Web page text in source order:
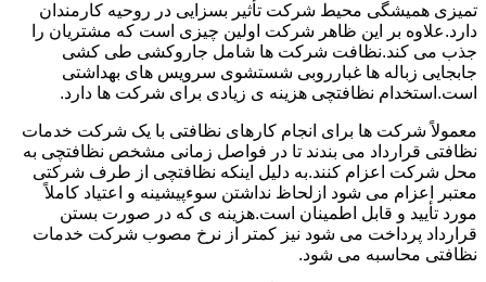
تمیزی همیشگی محیط شرکت تأثیر بسزایی در روحیه کارمندان
دارد.علاوه بر این ظاهر شرکت اولین چیزی است که مشتریان را
جذب می کند.نظافت شرکت ها شامل جاروکشی طی کشی
جابجایی زباله ها غبارروبی شستشوی سرویس های بهداشتی
است.استخدام نظافتچی هزینه ی زیادی برای شرکت ها دارد.
معمولاً شرکت ها برای انجام کارهای نظافتی با یک شرکت خدمات
نظافتی قرارداد می بندند تا در فواصل زمانی مشخص نظافتچی به
محل شرکت اعزام کنند.به دلیل اینکه نظافتچی از طرف شرکتی
معتبر اعزام می شود ازلحاظ نداشتن سوءپیشینه و اعتیاد کاملاً
مورد تأیید و قابل اطمینان است.هزینه ی که در صورت بستن
قرارداد پرداخت می شود نیز کمتر از نرخ مصوب شرکت خدمات
نظافتی محاسبه می شود.